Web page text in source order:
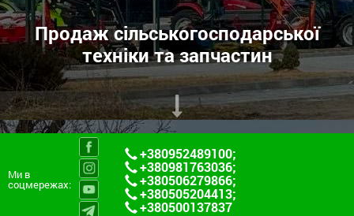
Продаж сільськогосподарської
техніки та запчастин
Ми в
соцмережах:
+380952489100;
+380981763036;
+380506279866;
+380505204413;
+380500137837